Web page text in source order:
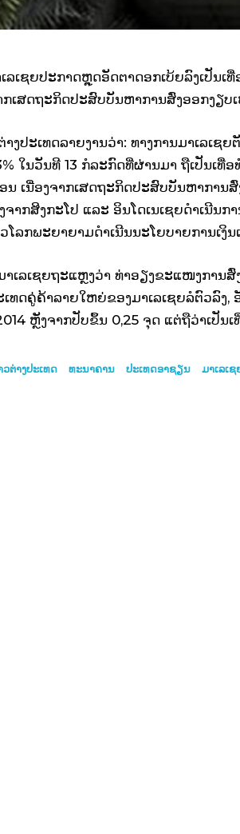
ລ​ເຊຍ​ປະກາດ​ຫຼຸ​ດອັດຕາ​ດອກ​ເບ້ຍ​ລົງ​ເປັນ​
ກ​​ເສດຖະກິດ​ປະສົບ​ບັນຫາ​ການ​ສົ່ງ​ອອກ​ງຽບ​
ງປະ​ເທດ​ລາຍ​ງານ​ວ່າ: ທາງ​ການ​ມາ​ເລ​ເຊ
ໃນ​ວັນ​ທີ 13 ກໍລະກົດ​ທີ່​ຜ່ານ​ມາ ຖື​ເປັນ​ເທື່
ນ ​ເນື່ອງ​ຈາກ​ເສດຖະກິດ​ປະສົບ​ບັນຫາ​ການ​
ຈາກ​ສິງກະ​ໂປ ​ແລະ ອິນ​ໂດ​ເນ​ເຊຍ​ດຳ​ເນີນ​
ໂລກ​ພະຍາຍາມ​ດຳ​ເນີນ​ນະ​ໂຍບາຍ​ການ​ເງິ
າ​ເລ​ເຊຍ​ຖະ​ແຫຼ​ງວ່າ ທ່າ​ອຽງ​ຂະ​ແໜງ​ການ​
ເທດ​ຄູ່​ຄ້າ​ລາຍ​ໃຫຍ່​ຂອງ​ມາ​ເລ​ເຊຍ​ລໍ​ຕົວ​ລົງ,
ຫຼັງ​ຈາກ​ປັບ​ຂຶ້ນ 0,25 ຈຸດ ​ແຕ່​ຖື​ວ່າ​ເປັນ​
ວ​ຕ່າງ​ປະເທດ ທະນາຄານ ປະເທດອາຊຽນ ມາເລເຊ